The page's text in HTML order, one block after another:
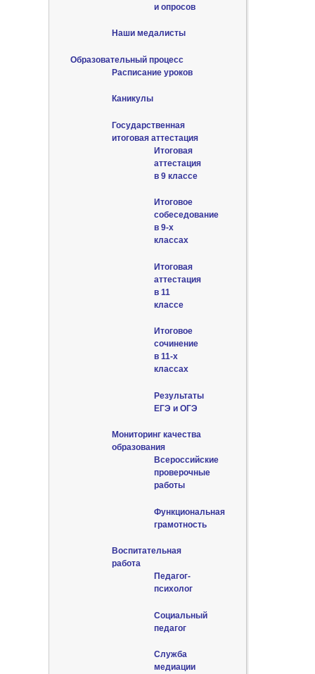
и опросов
Наши медалисты
Образовательный процесс
Расписание уроков
Каникулы
Государственная
итоговая аттестация
Итоговая
аттестация
в 9 классе
Итоговое
собеседование
в 9-х
классах
Итоговая
аттестация
в 11
классе
Итоговое
сочинение
в 11-х
классах
Результаты
ЕГЭ и ОГЭ
Мониторинг качества
образования
Всероссийские
проверочные
работы
Функциональная
грамотность
Воспитательная
работа
Педагог-
психолог
Социальный
педагог
Служба
медиации